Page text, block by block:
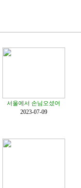
서울에서 손님오셨어
2023-07-09